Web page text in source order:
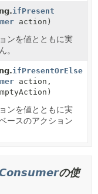
ifPresent
action)
ンを値とともに実
。
ifPresentOrElse
action,
ンを値とともに実
ースのアクション
の使